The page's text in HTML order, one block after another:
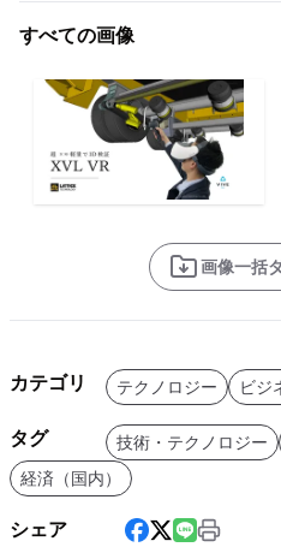
すべての画像
画像一括
カテゴリ テクノロジー ビジ
タグ 技術・テクノロジー
経済（国内）
シェア